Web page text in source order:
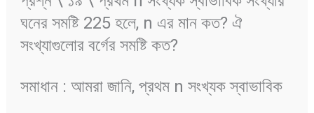
ঘনের সমষ্টি 225 হলে, n এর মান কত? ঐ
সংখ্যাগুলোর বর্গের সমষ্টি কত?
সমাধান : আমরা জানি, প্রথম n সংখ্যক স্বাভাবিক